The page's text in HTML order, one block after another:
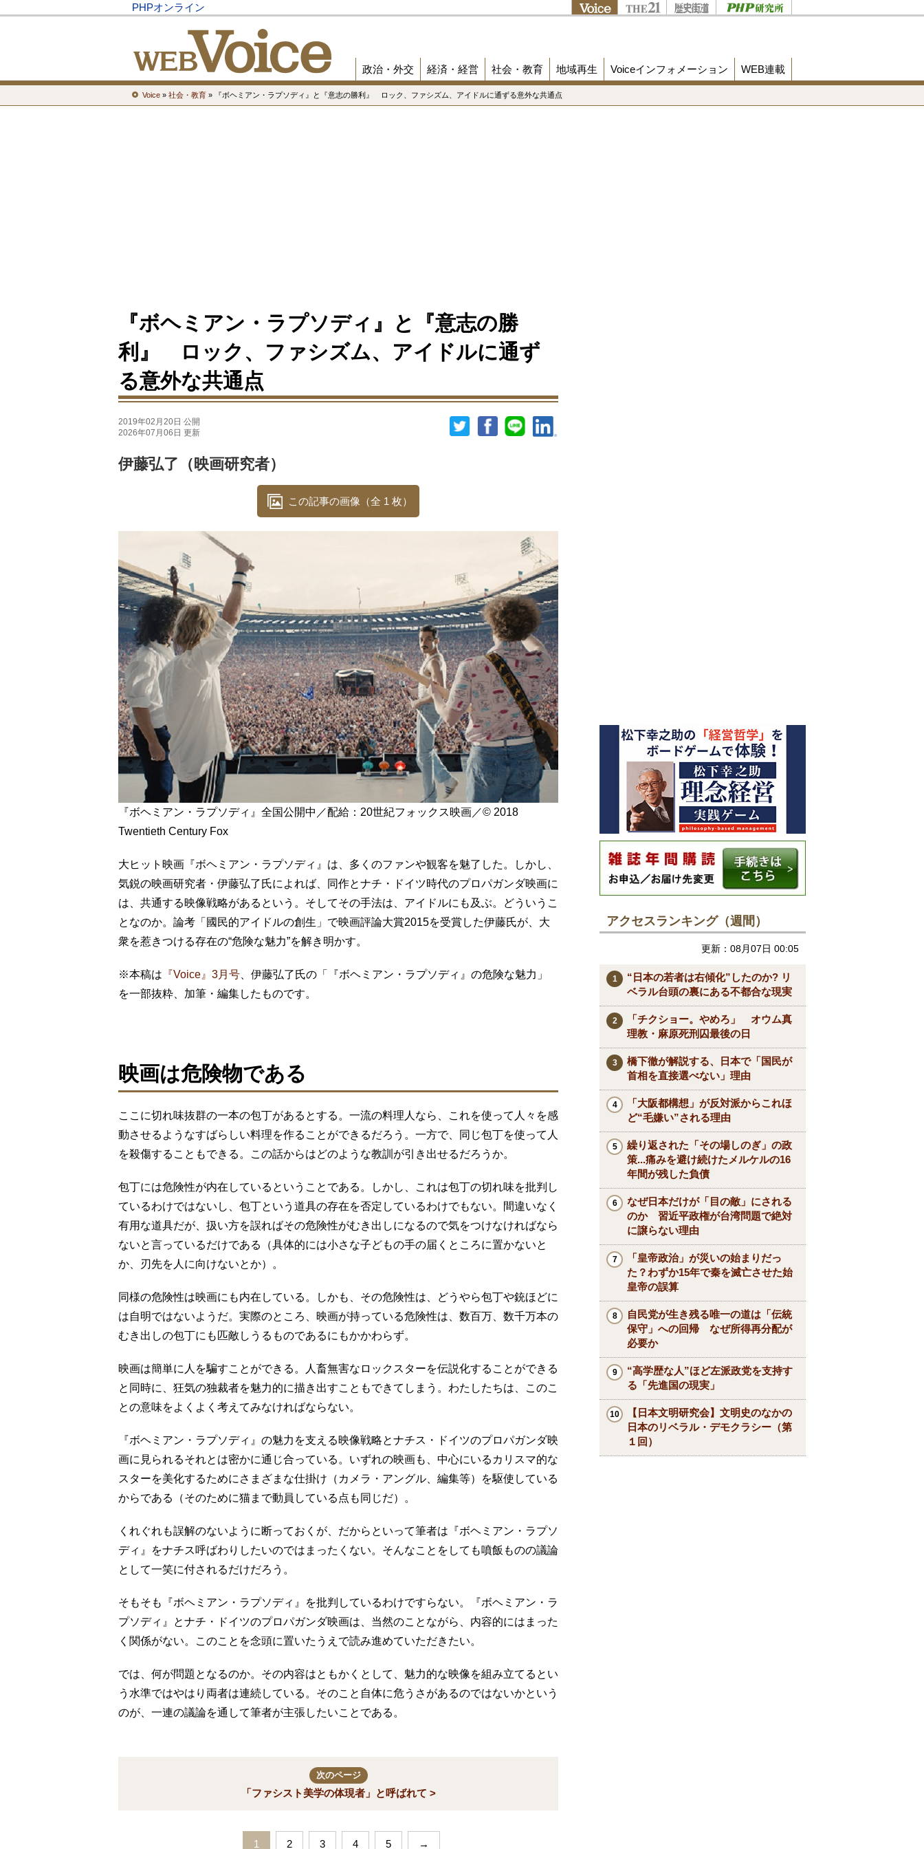
PHPオンライン
政治・外交 経済・経営 社会・教育 地域再生 Voiceインフォメーション WEB連載
Voice » 社会・教育 » 『ボヘミアン・ラプソディ』と『意志の勝利』 ロック、ファシズム、アイドルに通ずる意外な共通点
『ボヘミアン・ラプソディ』と『意志の勝
利』 ロック、ファシズム、アイドルに通ず
る意外な共通点
2019年02月20日 公開
2026年07月06日 更新
伊藤弘了（映画研究者）
この記事の画像（全 1 枚）
『ボヘミアン・ラプソディ』全国公開中／配給：20世紀フォックス映画／© 2018
Twentieth Century Fox
大ヒット映画『ボヘミアン・ラプソディ』は、多くのファンや観客を魅了した。しかし、
気鋭の映画研究者・伊藤弘了氏によれば、同作とナチ・ドイツ時代のプロパガンダ映画に
は、共通する映像戦略があるという。そしてその手法は、アイドルにも及ぶ。どういうこ
となのか。論考「國民的アイドルの創生」で映画評論大賞2015を受賞した伊藤氏が、大
衆を惹きつける存在の“危険な魅力”を解き明かす。
※本稿は 『Voice』3月号 、伊藤弘了氏の「『ボヘミアン・ラプソディ』の危険な魅力」
を一部抜粋、加筆・編集したものです。
映画は危険物である
ここに切れ味抜群の一本の包丁があるとする。一流の料理人なら、これを使って人々を感
動させるようなすばらしい料理を作ることができるだろう。一方で、同じ包丁を使って人
を殺傷することもできる。この話からはどのような教訓が引き出せるだろうか。
包丁には危険性が内在しているということである。しかし、これは包丁の切れ味を批判し
ているわけではないし、包丁という道具の存在を否定しているわけでもない。間違いなく
有用な道具だが、扱い方を誤ればその危険性がむき出しになるので気をつけなければなら
ないと言っているだけである（具体的には小さな子どもの手の届くところに置かないと
か、刃先を人に向けないとか）。
同様の危険性は映画にも内在している。しかも、その危険性は、どうやら包丁や銃ほどに
は自明ではないようだ。実際のところ、映画が持っている危険性は、数百万、数千万本の
むき出しの包丁にも匹敵しうるものであるにもかかわらず。
映画は簡単に人を騙すことができる。人畜無害なロックスターを伝説化することができる
と同時に、狂気の独裁者を魅力的に描き出すこともできてしまう。わたしたちは、このこ
との意味をよくよく考えてみなければならない。
『ボヘミアン・ラプソディ』の魅力を支える映像戦略とナチス・ドイツのプロパガンダ映
画に見られるそれとは密かに通じ合っている。いずれの映画も、中心にいるカリスマ的な
スターを美化するためにさまざまな仕掛け（カメラ・アングル、編集等）を駆使している
からである（そのために猫まで動員している点も同じだ）。
くれぐれも誤解のないように断っておくが、だからといって筆者は『ボヘミアン・ラプソ
ディ』をナチス呼ばわりしたいのではまったくない。そんなことをしても噴飯ものの議論
として一笑に付されるだけだろう。
そもそも『ボヘミアン・ラプソディ』を批判しているわけですらない。『ボヘミアン・ラ
プソディ』とナチ・ドイツのプロパガンダ映画は、当然のことながら、内容的にはまった
く関係がない。このことを念頭に置いたうえで読み進めていただきたい。
では、何が問題となるのか。その内容はともかくとして、魅力的な映像を組み立てるとい
う水準ではやはり両者は連続している。そのこと自体に危うさがあるのではないかという
のが、一連の議論を通して筆者が主張したいことである。
次のページ
「ファシスト美学の体現者」と呼ばれて >
1 2 3 4 5 →
アクセスランキング（週間）
更新：08月07日 00:05
“日本の若者は右傾化”したのか? リ
ベラル台頭の裏にある不都合な現実
「チクショー。やめろ」 オウム真
理教・麻原死刑囚最後の日
橋下徹が解説する、日本で「国民が
首相を直接選べない」理由
「大阪都構想」が反対派からこれほ
ど“毛嫌い”される理由
繰り返された「その場しのぎ」の政
策...痛みを避け続けたメルケルの16
年間が残した負債
なぜ日本だけが「目の敵」にされる
のか 習近平政権が台湾問題で絶対
に譲らない理由
「皇帝政治」が災いの始まりだっ
た？わずか15年で秦を滅亡させた始
皇帝の誤算
自民党が生き残る唯一の道は「伝統
保守」への回帰 なぜ所得再分配が
必要か
“高学歴な人”ほど左派政党を支持す
る「先進国の現実」
【日本文明研究会】文明史のなかの
日本のリベラル・デモクラシー（第
１回）